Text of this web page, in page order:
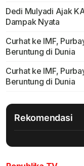
Dedi Mulyadi Ajak
Dampak Nyata
Curhat ke IMF,
Beruntung di Dunia
Curhat ke IMF,
Beruntung di Dunia
Rekomendasi